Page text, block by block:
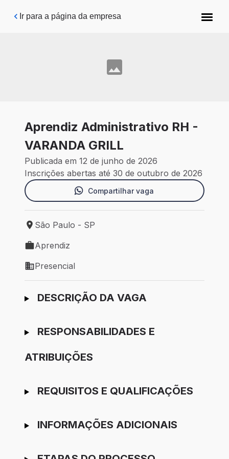
Pular para o conteúdo principal
Ir para a página da empresa
Aprendiz Administrativo RH -
VARANDA GRILL
Publicada em 12 de junho de 2026
Inscrições abertas até 30 de outubro de 2026
Compartilhar vaga
Local de trabalho: São Paulo - SP
São Paulo - SP
Tipo de vaga: Aprendiz
Aprendiz
Modelo de trabalho: Presencial
Presencial
Ir para candidatura
DESCRIÇÃO DA VAGA
RESPONSABILIDADES E
ATRIBUIÇÕES
REQUISITOS E QUALIFICAÇÕES
INFORMAÇÕES ADICIONAIS